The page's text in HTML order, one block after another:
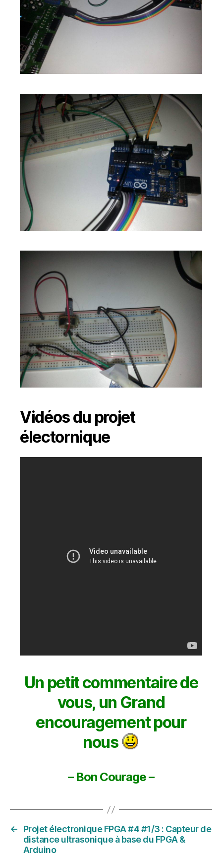
Vidéos du projet
électornique
Un petit commentaire de
vous, un Grand
encouragement pour
nous
– Bon Courage –
←
Projet électronique FPGA #4 #1/3 : Capteur de
distance ultrasonique à base du FPGA &
Arduino